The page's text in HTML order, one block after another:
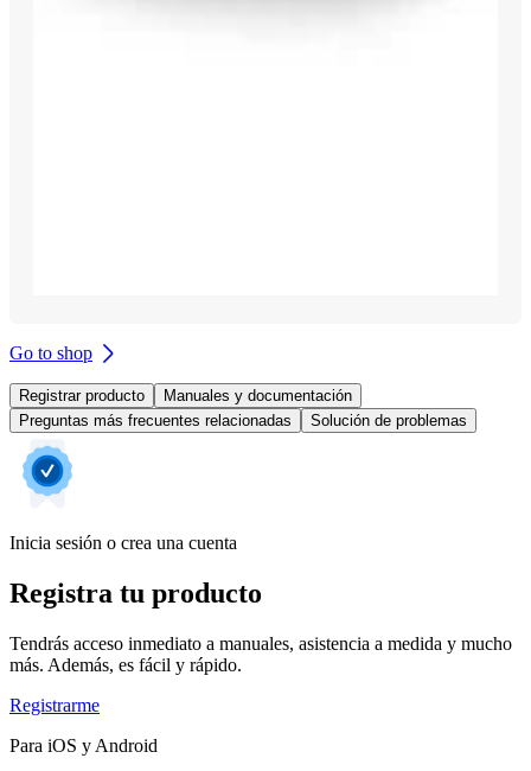
Go to shop
Registrar producto
Manuales y documentación
Preguntas más frecuentes relacionadas
Solución de problemas
Inicia sesión o crea una cuenta
Registra tu producto
Tendrás acceso inmediato a manuales, asistencia a medida y mucho
más. Además, es fácil y rápido.
Registrarme
Para iOS y Android